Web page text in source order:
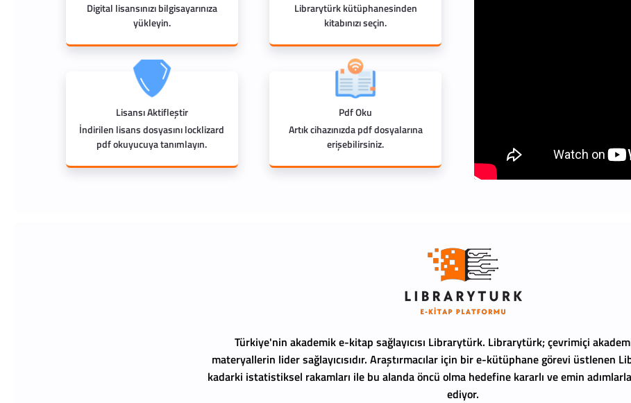
Digital lisansınızı bilgisayarınıza
yükleyin.
Librarytürk kütüphanesinden
kitabınızı seçin.
Lisansı Aktifleştir
İndirilen lisans dosyasını locklizard
pdf okuyucuya tanımlayın.
Pdf Oku
Artık cihazınızda pdf dosyalarına
erişebilirsiniz.
Türkiye'nin akademik e-kitap sağlayıcısı Librarytürk. Librarytürk; çevrimiçi
materyallerin lider sağlayıcısıdır. Araştırmacılar için bir e-kütüphane görevi üstlenen
kadarki istatistiksel rakamları ile bu alanda öncü olma hedefine kararlı ve emin
ediyor.